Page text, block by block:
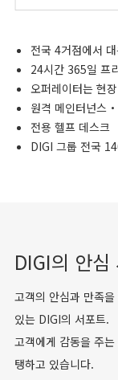
전국 4거점에서
24시간 365일 프
오퍼레이터는 현
원격 메인터넌스
전용 헬프 데스크
DIGI 그룹 전국
DIGI의 안심
고객의 안심과 만족
있는 DIGI의 서포트.
고객에게 감동을 주
탱하고 있습니다.